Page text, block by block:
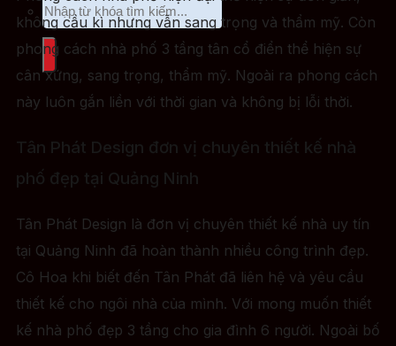
không cầu kì nhưng vẫn sang trọng và thẩm mỹ. Còn
phong cách nhà phố 3 tầng tân cổ điển thể hiện sự
cân xứng, sang trọng, thẩm mỹ. Ngoài ra phong cách
này luôn gắn liền với thời gian và không bị lỗi thời.
Tân Phát Design đơn vị chuyên thiết kế nhà
phố đẹp tại Quảng Ninh
Tân Phát Design là đơn vị chuyên thiết kế nhà uy tín
tại Quảng Ninh đã hoàn thành nhiều công trình đẹp.
Cô Hoa khi biết đến Tân Phát đã liên hệ và yêu cầu
thiết kế cho ngôi nhà của mình. Với mong muốn thiết
kế nhà phố đẹp 3 tầng cho gia đình 6 người. Ngoài bố